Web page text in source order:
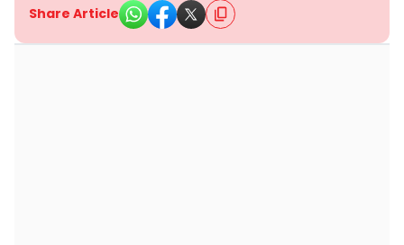
Share Article